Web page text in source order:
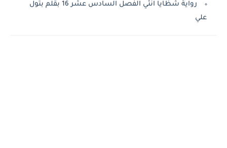
رواية شظايا انثي الفصل السادس عشر 16 بقلم بتول
علي